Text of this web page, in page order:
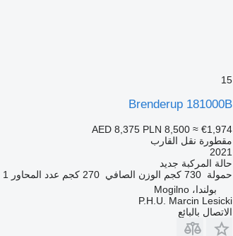
15
Brenderup 181000B
AED 8,375 PLN 8,500 ≈ €1,974
مقطورة نقل القارب
2021
حالة المركبة جديد
حمولة 730 كجم الوزن الصافي 270 كجم عدد المحاور
1
بولندا، Mogilno
P.H.U. Marcin Lesicki
الاتصال بالبائع